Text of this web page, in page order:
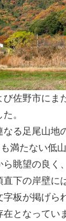
佐野市にま
。
る足尾山地
満たない低
ら眺望の良く
下の岸壁に
字板が掲げら
となってい